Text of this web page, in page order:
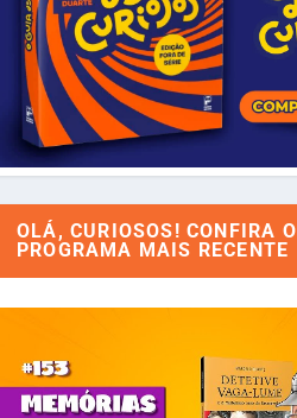
OLÁ, CURIOSOS! CONFIRA O
PROGRAMA MAIS RECENTE